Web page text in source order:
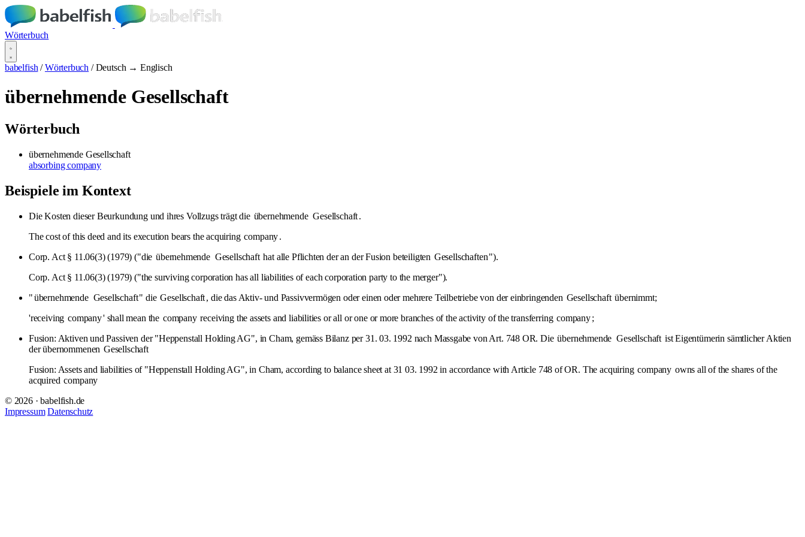
Wörterbuch
babelfish / Wörterbuch / Deutsch → Englisch
übernehmende Gesellschaft
Wörterbuch
übernehmende Gesellschaft
absorbing company
Beispiele im Kontext
Die Kosten dieser Beurkundung und ihres Vollzugs trägt die übernehmende Gesellschaft.
The cost of this deed and its execution bears the acquiring company.
Corp. Act § 11.06(3) (1979) ("die übernehmende Gesellschaft hat alle Pflichten der an der Fusion beteiligten Gesellschaften").
Corp. Act § 11.06(3) (1979) ("the surviving corporation has all liabilities of each corporation party to the merger").
"übernehmende Gesellschaft" die Gesellschaft, die das Aktiv- und Passivvermögen oder einen oder mehrere Teilbetriebe von der einbringenden Gesellschaft übernimmt;
'receiving company' shall mean the company receiving the assets and liabilities or all or one or more branches of the activity of the transferring company;
Fusion: Aktiven und Passiven der "Heppenstall Holding AG", in Cham, gemäss Bilanz per 31. 03. 1992 nach Massgabe von Art. 748 OR. Die übernehmende Gesellschaft ist Eigentümerin sämtlicher Aktien
der übernommenen Gesellschaft
Fusion: Assets and liabilities of "Heppenstall Holding AG", in Cham, according to balance sheet at 31 03. 1992 in accordance with Article 748 of OR. The acquiring company owns all of the shares of the
acquired company
© 2026 · babelfish.de
Impressum Datenschutz